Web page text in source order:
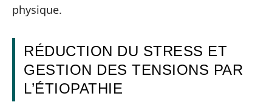
physique.
RÉDUCTION DU STRESS ET
GESTION DES TENSIONS PAR
L’ÉTIOPATHIE